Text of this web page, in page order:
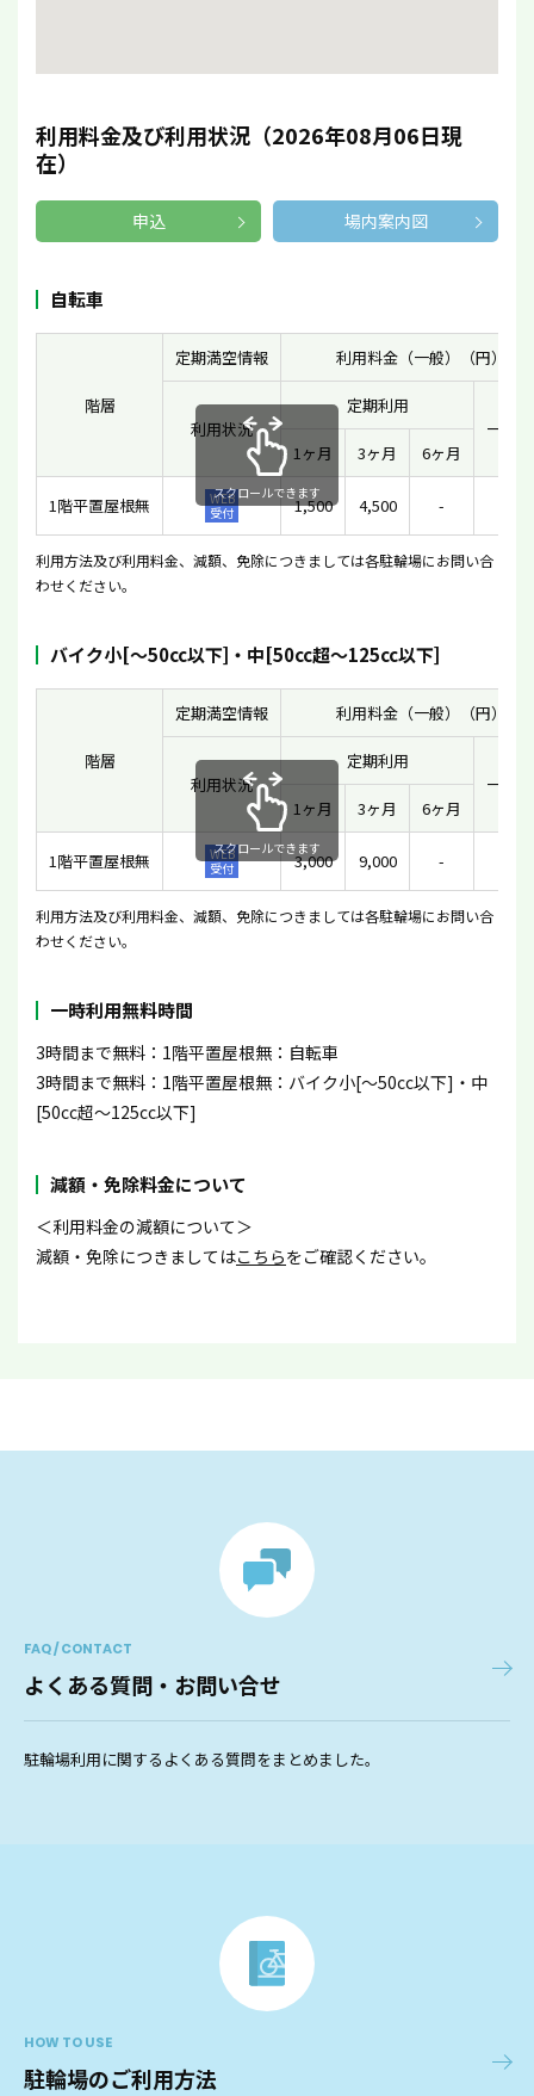
利用料金及び利用状況（2026年08月06日現
在）
申込 場内案内図
自転車
階層
定期満空情報 利用料金（一般）（円）
利用状況
定期利用
一時
1ヶ月
3ヶ月 6ヶ月
1階平置屋根無
WEB
受付
1,500 4,500 -
スクロールできます
利用方法及び利用料金、減額、免除につきましては各駐輪場にお問い合
わせください。
バイク小[〜50cc以下]・中[50cc超〜125cc以下]
階層
定期満空情報 利用料金（一般）（円）
利用状況
定期利用
一時
1ヶ月
3ヶ月 6ヶ月
1階平置屋根無
WEB
受付
3,000 9,000 -
スクロールできます
利用方法及び利用料金、減額、免除につきましては各駐輪場にお問い合
わせください。
一時利用無料時間
3時間まで無料：1階平置屋根無：自転車
3時間まで無料：1階平置屋根無：バイク小[〜50cc以下]・中
[50cc超〜125cc以下]
減額・免除料金について
＜利用料金の減額について＞
減額・免除につきましてはこちらをご確認ください。
FAQ / CONTACT
よくある質問・お問い合せ
駐輪場利用に関するよくある質問をまとめました。
HOW TO USE
駐輪場のご利用方法